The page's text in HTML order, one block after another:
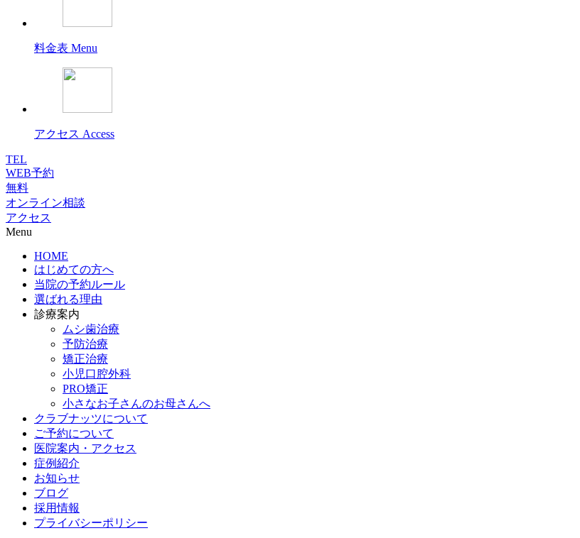
料金表 Menu
アクセス Access
TEL
WEB予約
無料
オンライン相談
アクセス
Menu
HOME
はじめての方へ
当院の予約ルール
選ばれる理由
診療案内
ムシ歯治療
予防治療
矯正治療
小児口腔外科
PRO矯正
小さなお子さんのお母さんへ
クラブナッツについて
ご予約について
医院案内・アクセス
症例紹介
お知らせ
ブログ
採用情報
プライバシーポリシー